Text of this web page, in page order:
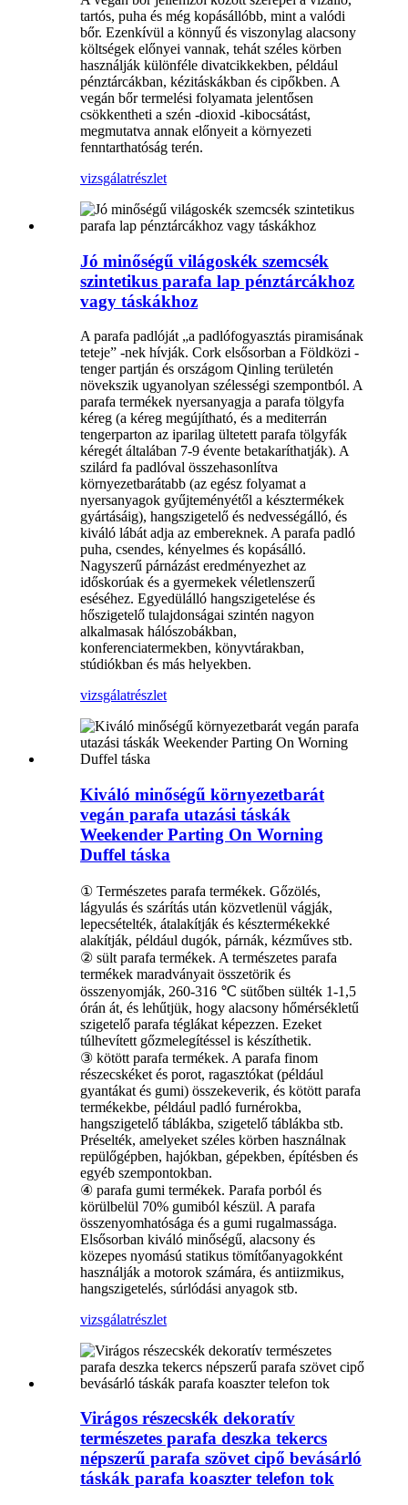
tartós, puha és még kopásállóbb, mint a valódi
bőr. Ezenkívül a könnyű és viszonylag alacsony
költségek előnyei vannak, tehát széles körben
használják különféle divatcikkekben, például
pénztárcákban, kézitáskákban és cipőkben. A
vegán bőr termelési folyamata jelentősen
csökkentheti a szén -dioxid -kibocsátást,
megmutatva annak előnyeit a környezeti
fenntarthatóság terén.
vizsgálatrészlet
Jó minőségű világoskék szemcsék
szintetikus parafa lap pénztárcákhoz
vagy táskákhoz
A parafa padlóját „a padlófogyasztás piramisának
teteje” -nek hívják. Cork elsősorban a Földközi -
tenger partján és országom Qinling területén
növekszik ugyanolyan szélességi szempontból. A
parafa termékek nyersanyagja a parafa tölgyfa
kéreg (a kéreg megújítható, és a mediterrán
tengerparton az iparilag ültetett parafa tölgyfák
kéregét általában 7-9 évente betakaríthatják). A
szilárd fa padlóval összehasonlítva
környezetbarátabb (az egész folyamat a
nyersanyagok gyűjteményétől a késztermékek
gyártásáig), hangszigetelő és nedvességálló, és
kiváló lábát adja az embereknek. A parafa padló
puha, csendes, kényelmes és kopásálló.
Nagyszerű párnázást eredményezhet az
időskorúak és a gyermekek véletlenszerű
eséséhez. Egyedülálló hangszigetelése és
hőszigetelő tulajdonságai szintén nagyon
alkalmasak hálószobákban,
konferenciatermekben, könyvtárakban,
stúdiókban és más helyekben.
vizsgálatrészlet
Kiváló minőségű környezetbarát
vegán parafa utazási táskák
Weekender Parting On Worning
Duffel táska
① Természetes parafa termékek. Gőzölés,
lágyulás és szárítás után közvetlenül vágják,
lepecsételték, átalakítják és késztermékekké
alakítják, például dugók, párnák, kézműves stb.
② sült parafa termékek. A természetes parafa
termékek maradványait összetörik és
összenyomják, 260-316 ℃ sütőben sülték 1-1,5
órán át, és lehűtjük, hogy alacsony hőmérsékletű
szigetelő parafa téglákat képezzen. Ezeket
túlhevített gőzmelegítéssel is készíthetik.
③ kötött parafa termékek. A parafa finom
részecskéket és porot, ragasztókat (például
gyantákat és gumi) összekeverik, és kötött parafa
termékekbe, például padló furnérokba,
hangszigetelő táblákba, szigetelő táblákba stb.
Préselték, amelyeket széles körben használnak
repülőgépben, hajókban, gépekben, építésben és
egyéb szempontokban.
④ parafa gumi termékek. Parafa porból és
körülbelül 70% gumiból készül. A parafa
összenyomhatósága és a gumi rugalmassága.
Elsősorban kiváló minőségű, alacsony és
közepes nyomású statikus tömítőanyagokként
használják a motorok számára, és antiizmikus,
hangszigetelés, súrlódási anyagok stb.
vizsgálatrészlet
Virágos részecskék dekoratív
természetes parafa deszka tekercs
népszerű parafa szövet cipő bevásárló
táskák parafa koaszter telefon tok